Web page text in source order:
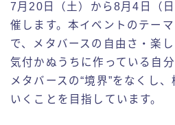
7月20日（土）から8月4日（
催します。本イベントのテー
で、メタバースの自由さ・楽
気付かぬうちに作っている自
メタバースの“境界”をなくし
いくことを目指しています。